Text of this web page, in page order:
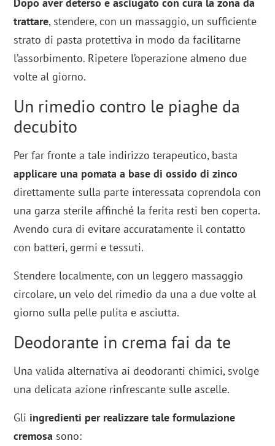
trattare, stendere, con un massaggio, un sufficiente
strato di pasta protettiva in modo da facilitarne
l’assorbimento. Ripetere l’operazione almeno due
volte al giorno.
Un rimedio contro le piaghe da
decubito
Per far fronte a tale indirizzo terapeutico, basta
applicare una pomata a base di ossido di zinco
direttamente sulla parte interessata coprendola con
una garza sterile affinché la ferita resti ben coperta.
Avendo cura di evitare accuratamente il contatto
con batteri, germi e tessuti.
Stendere localmente, con un leggero massaggio
circolare, un velo del rimedio da una a due volte al
giorno sulla pelle pulita e asciutta.
Deodorante in crema fai da te
Una valida alternativa ai deodoranti chimici, svolge
una delicata azione rinfrescante sulle ascelle.
Gli ingredienti per realizzare tale formulazione
cremosa sono: